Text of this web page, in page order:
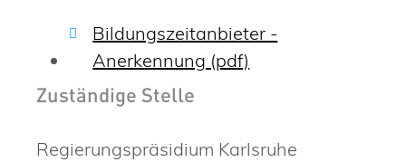
Bildungszeitanbieter -
Anerkennung (pdf)
Zuständige Stelle
Regierungspräsidium Karlsruhe